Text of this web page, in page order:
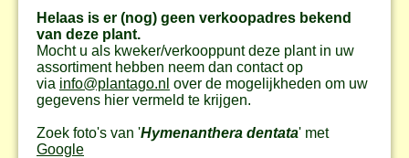
Helaas is er (nog) geen verkoopadres bekend
van deze plant.
Mocht u als kweker/verkooppunt deze plant in uw
assortiment hebben neem dan contact op
via info@plantago.nl over de mogelijkheden om uw
gegevens hier vermeld te krijgen.
Zoek foto's van 'Hymenanthera dentata' met
Google